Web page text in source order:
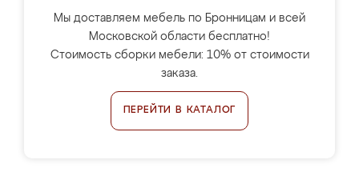
Мы доставляем мебель по Бронницам и всей
Московской области бесплатно!
Стоимость сборки мебели: 10% от стоимости
заказа.
ПЕРЕЙТИ В КАТАЛОГ